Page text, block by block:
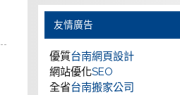
友情廣告
優質台南網頁設計
網站優化SEO
全省台南搬家公司